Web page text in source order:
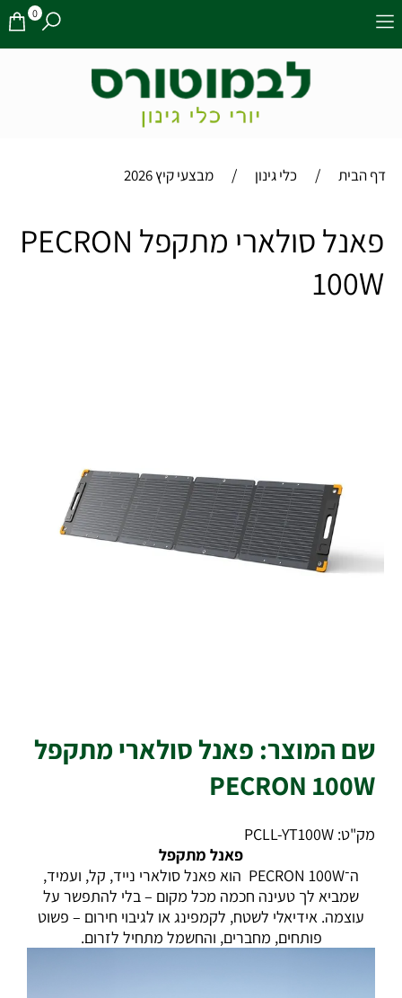
0
דף הבית / כלי גינון / מבצעי קיץ 2026
פאנל סולארי מתקפל PECRON
100W
שם המוצר: פאנל סולארי מתקפל
PECRON 100W
מק"ט: PCLL-YT100W
פאנל מתקפל
ה־PECRON 100W הוא פאנל סולארי נייד, קל, ועמיד,
שמביא לך טעינה חכמה מכל מקום – בלי להתפשר על
עוצמה. אידיאלי לשטח, לקמפינג או לגיבוי חירום – פשוט
פותחים, מחברים, והחשמל מתחיל לזרום.